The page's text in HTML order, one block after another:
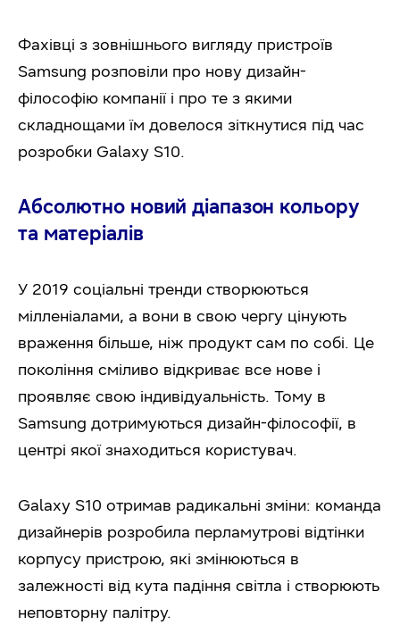
Фахівці з зовнішнього вигляду пристроїв
Samsung розповіли про нову дизайн-
філософію компанії і про те з якими
складнощами їм довелося зіткнутися під час
розробки Galaxy S10.
Абсолютно новий діапазон кольору
та матеріалів
У 2019 соціальні тренди створюються
мілленіалами, а вони в свою чергу цінують
враження більше, ніж продукт сам по собі. Це
покоління сміливо відкриває все нове і
проявляє свою індивідуальність. Тому в
Samsung дотримуються дизайн-філософії, в
центрі якої знаходиться користувач.
Galaxy S10 отримав радикальні зміни: команда
дизайнерів розробила перламутрові відтінки
корпусу пристрою, які змінюються в
залежності від кута падіння світла і створюють
неповторну палітру.